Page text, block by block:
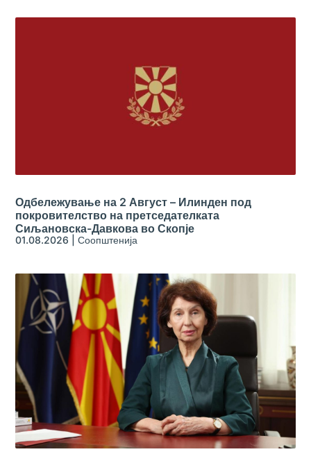
Одбележување на 2 Август – Илинден под
покровителство на претседателката
Сиљановска-Давкова во Скопје
01.08.2026 |Соопштенија